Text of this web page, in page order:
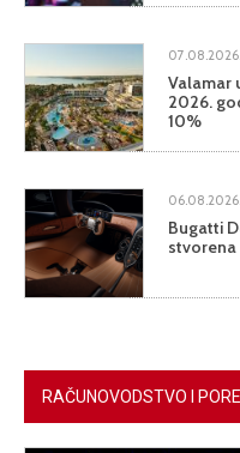
07.08.2026.
Valamar
2026.
10%
06.08.2026.
Bugatti
stvorena
RAČUNOVODSTVO I